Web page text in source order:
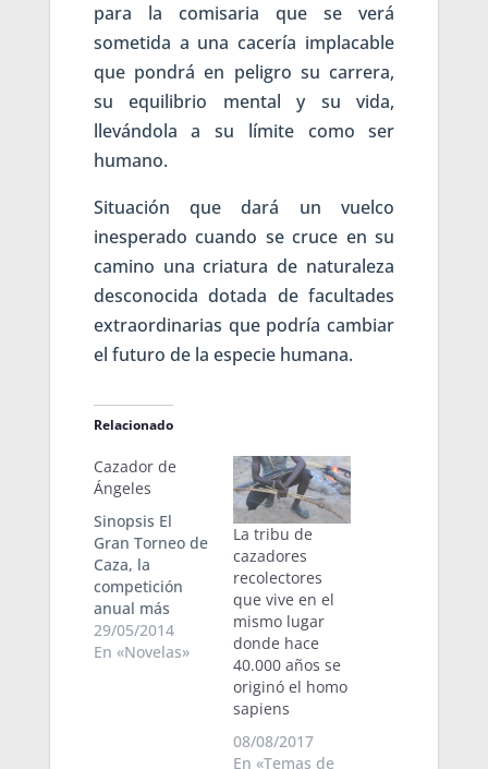
para la comisaria que se verá
sometida a una cacería implacable
que pondrá en peligro su carrera,
su equilibrio mental y su vida,
llevándola a su límite como ser
humano.
Situación que dará un vuelco
inesperado cuando se cruce en su
camino una criatura de naturaleza
desconocida dotada de facultades
extraordinarias que podría cambiar
el futuro de la especie humana.
Relacionado
Cazador de
Ángeles
Sinopsis El
Gran Torneo de
Caza, la
competición
anual más
prestigiosa de
la Galaxia,
29/05/2014
En «Novelas»
La tribu de
cazadores
recolectores
que vive en el
mismo lugar
donde hace
40.000 años se
originó el homo
sapiens
08/08/2017
En «Temas de